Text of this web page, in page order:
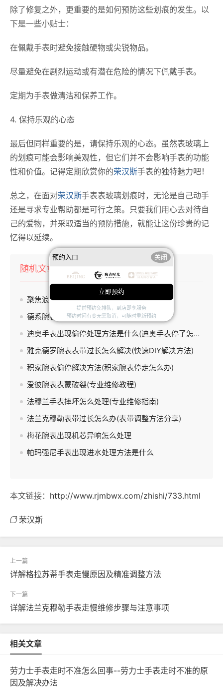
除了修复之外，更重要的是如何预防这些划痕的发生。以
下是一些小贴士：
在佩戴手表时避免接触硬物或尖锐物品。
尽量避免在剧烈运动或有潜在危险的情况下佩戴手表。
定期为手表做清洁和保养工作。
4. 保持乐观的心态
最后但同样重要的是，请保持乐观的心态。虽然表玻璃上
的划痕可能会影响美观性，但它们并不会影响手表的功能
性和价值。记得定期欣赏你的荣汉斯手表的独特魅力吧！
总之，在面对荣汉斯手表表玻璃划痕时，无论是自己动手
还是寻求专业帮助都是可行之策。只要我们用心去对待自
己的爱物，并采取适当的预防措施，就能让这份珍贵的记
忆得以延续。
随机文章 热门文章
聚焦浪琴，不容错过的宝藏腕表震撼来袭
德系腕表不值得买？朗格第一个不同意！
迪奥手表出现偷停处理方法是什么(迪奥手表停了怎么办)
雅克德罗腕表表带过长怎么解决(快速DIY解决方法)
积家腕表偷停解决方法(积家腕表停走怎么办)
爱彼腕表表蒙破裂(专业维修教程)
法穆兰手表摔坏怎么处理(专业维修指南)
法兰克穆勒表带过长怎么办(表带调整方法分享)
梅花腕表出现机芯异响怎么处理
帕玛强尼手表出现进水处理方法是什么
本文链接： http://www.rjmbwx.com/zhishi/733.html
荣汉斯
详解格拉苏蒂手表走慢原因及精准调整方法
详解法兰克穆勒手表走慢维修步骤与注意事项
相关文章
劳力士手表走时不准怎么回事--劳力士手表走时不准的原
因及解决办法
预约入口 关闭
立即预约
提前预约免排队，到店即享服务
预约时间有变无需取消，可随时重新预约